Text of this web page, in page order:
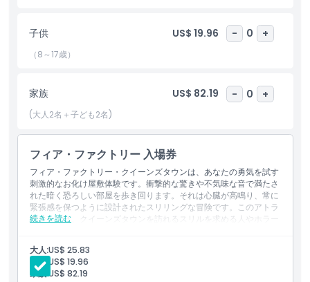
子供／大人ポリシー
除外事項
対象外
注意事項
場所
行き方
子供 US$ 19.96 - 0 +
（8～17歳）
家族 US$ 82.19 - 0 +
(大人2名＋子ども2名)
フィア・ファクトリー 入場券
フィア・ファクトリー・クイーンズタウンは、あなたの勇気を試す
刺激的なお化け屋敷体験です。衝撃的な驚きや不気味な音で満たさ
れた暗く恐ろしい部屋を歩き回ります。それは心臓が高鳴り、常に
緊張感を保つように設計されたスリリングな冒険です。このアトラ
クションは、クイーンズタウンを訪れるスリルを求める人やホラー
背筋が凍るような冒険を見逃さないでください。
続きを読む
大人:US$ 25.83
子供: US$ 19.96
家族: US$ 82.19